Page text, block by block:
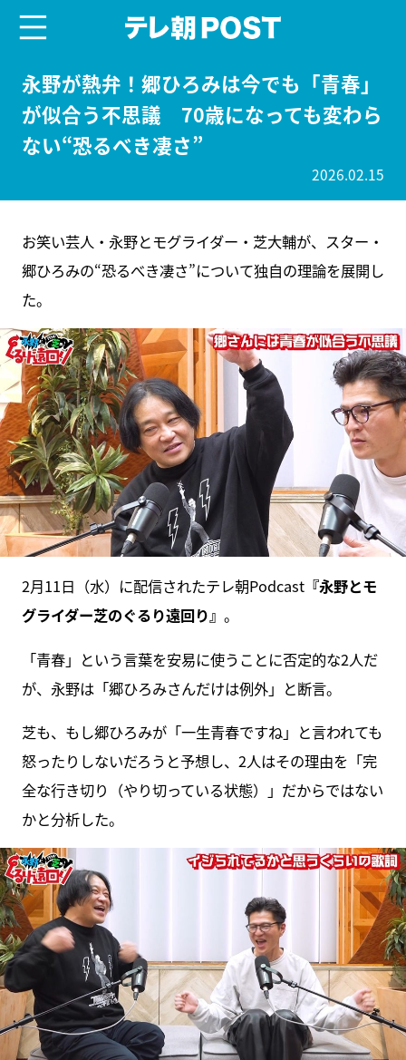
永野が熱弁！郷ひろみは今でも「青春」
が似合う不思議 70歳になっても変わら
ない“恐るべき凄さ”
2026.02.15
お笑い芸人・永野とモグライダー・芝大輔が、スター・
郷ひろみの“恐るべき凄さ”について独自の理論を展開し
た。
2月11日（水）に配信されたテレ朝Podcast『永野とモ
グライダー芝のぐるり遠回り』 。
「青春」という言葉を安易に使うことに否定的な2人だ
が、永野は「郷ひろみさんだけは例外」と断言。
芝も、もし郷ひろみが「一生青春ですね」と言われても
怒ったりしないだろうと予想し、2人はその理由を「完
全な行き切り（やり切っている状態）」だからではない
かと分析した。